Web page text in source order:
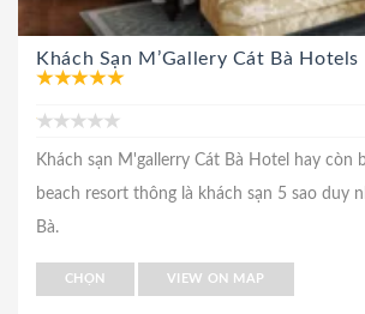
Khách Sạn M’Gallery Cát Bà Hotels
Khách sạn M'gallerry Cát Bà Hotel hay còn
beach resort thông là khách sạn 5 sao duy
Bà.
CHỌN VIEW ON MAP